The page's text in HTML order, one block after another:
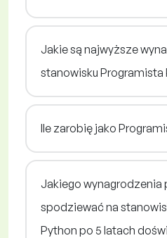
Jakie są najwyższe
stanowisku Programista
Ile zarobię jako
Jakiego wynagrodzenia
spodziewać na
Python po 5 latach